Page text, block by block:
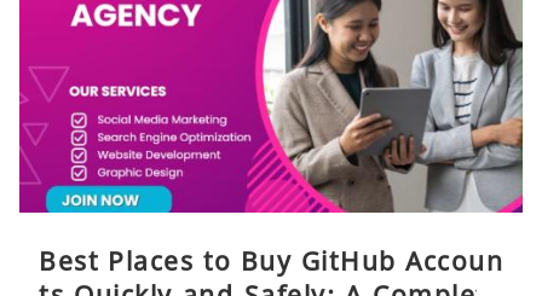
Best Places to Buy GitHub Accoun